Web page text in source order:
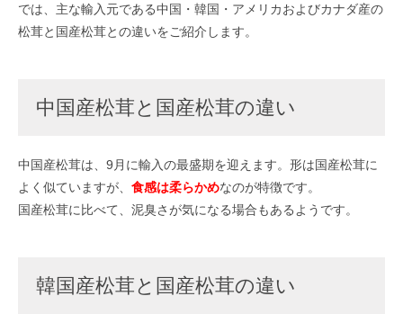
では、主な輸入元である中国・韓国・アメリカおよびカナダ産の
松茸と国産松茸との違いをご紹介します。
中国産松茸と国産松茸の違い
中国産松茸は、9月に輸入の最盛期を迎えます。形は国産松茸に
よく似ていますが、 食感は柔らかめなのが特徴です。
国産松茸に比べて、泥臭さが気になる場合もあるようです。
韓国産松茸と国産松茸の違い